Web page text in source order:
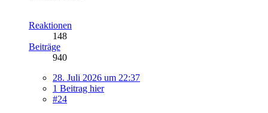
Reaktionen
148
Beiträge
940
28. Juli 2026 um 22:37
1 Beitrag hier
#24